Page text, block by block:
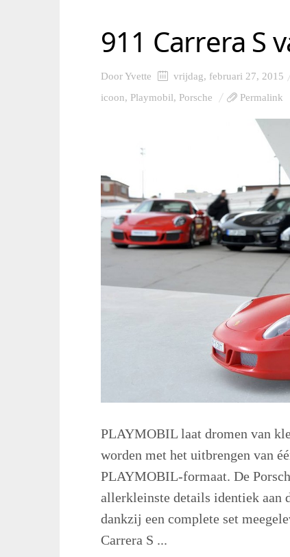
911 Carrera S
DoorYvette vrijdag, februari 27, 2015
icoon, Playmobil, Porsche Permalink
PLAYMOBIL laat dromen van
worden met het uitbrengen van
PLAYMOBIL-formaat. De
allerkleinste details identiek aan
dankzij een complete set
Carrera S ...